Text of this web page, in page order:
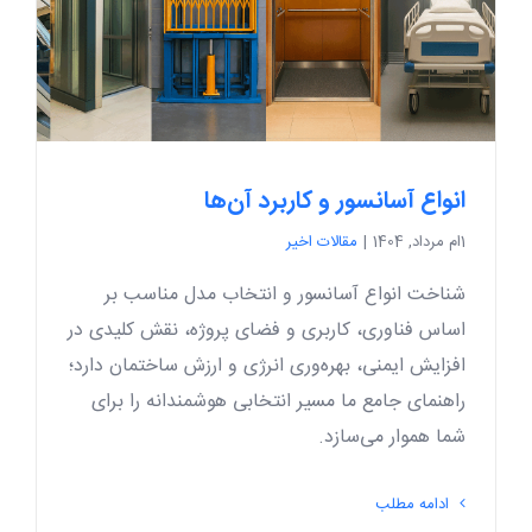
انواع آسانسور و کاربرد آن‌ها
1ام مرداد, 1404 | مقالات اخیر
شناخت انواع آسانسور و انتخاب مدل مناسب بر
اساس فناوری، کاربری و فضای پروژه، نقش کلیدی در
افزایش ایمنی، بهره‌وری انرژی و ارزش ساختمان دارد؛
راهنمای جامع ما مسیر انتخابی هوشمندانه را برای
شما هموار می‌سازد.
ادامه مطلب